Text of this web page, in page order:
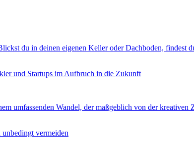
du in deinen eigenen Keller oder Dachboden,
und Startups im Aufbruch in die Zukunft
umfassenden Wandel, der maßgeblich von der
vermeiden